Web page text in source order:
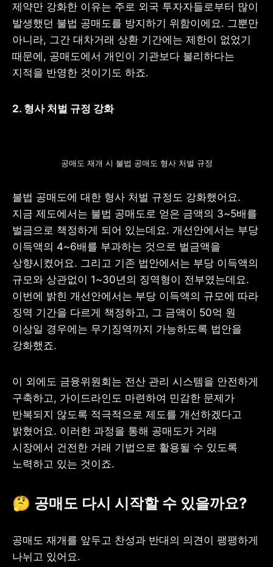
제약만 강화한 이유는 주로 외국 투자자들로부터 많이
발생했던 불법 공매도를 방지하기 위함이에요. 그뿐만
아니라, 그간 대차거래 상환 기간에는 제한이 없었기
때문에, 공매도에서 개인이 기관보다 불리하다는
지적을 반영한 것이기도 하죠.
2. 형사 처벌 규정 강화
공매도 재개 시 불법 공매도 형사 처벌 규정
불법 공매도에 대한 형사 처벌 규정도 강화했어요.
지금 제도에서는 불법 공매도로 얻은 금액의 3~5배를
벌금으로 책정하게 되어 있는데요. 개선안에서는 부당
이득액의 4~6배를 부과하는 것으로 벌금액을
상향시켰어요. 그리고 기존 법안에서는 부당 이득액의
규모와 상관없이 1~30년의 징역형이 전부였는데요.
이번에 밝힌 개선안에서는 부당 이득액의 규모에 따라
징역 기간을 다르게 책정하고, 그 금액이 50억 원
이상일 경우에는 무기징역까지 가능하도록 법안을
강화했죠.
이 외에도 금융위원회는 전산 관리 시스템을 안전하게
구축하고, 가이드라인도 마련하여 민감한 문제가
반복되지 않도록 적극적으로 제도를 개선하겠다고
밝혔어요. 이러한 과정을 통해 공매도가 거래
시장에서 건전한 거래 기법으로 활용될 수 있도록
노력하고 있는 것이죠.
🤔 공매도 다시 시작할 수 있을까요?
공매도 재개를 앞두고 찬성과 반대의 의견이 팽팽하게
나뉘고 있어요.